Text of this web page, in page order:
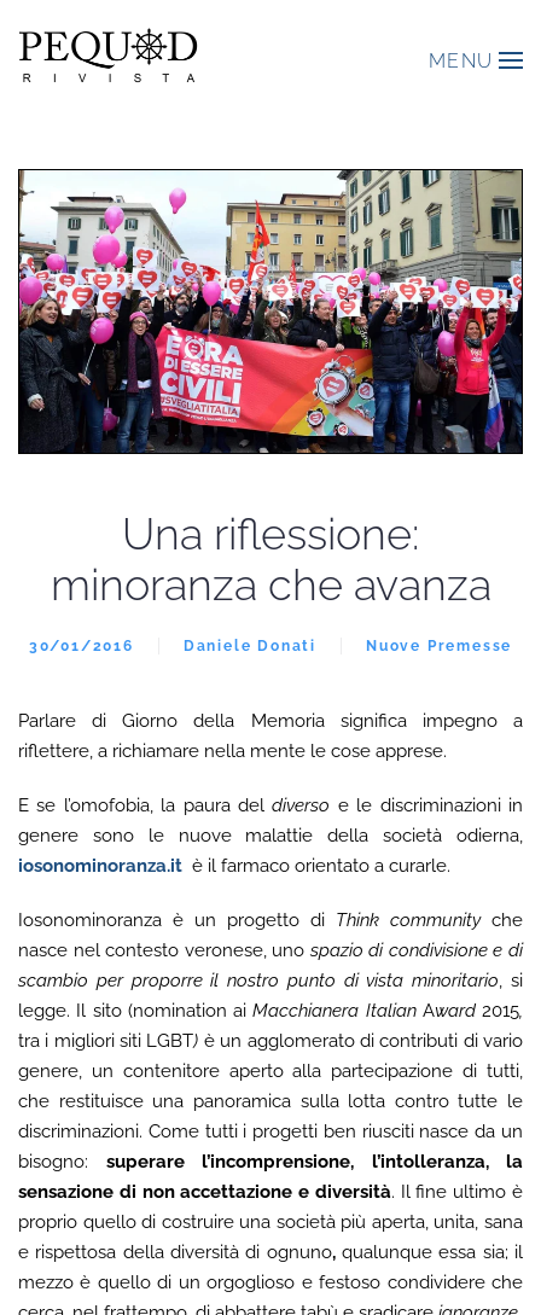
MENU
Una riflessione:
minoranza che avanza
30/01/2016 Daniele Donati Nuove Premesse
Parlare di Giorno della Memoria significa impegno a
riflettere, a richiamare nella mente le cose apprese.
E se l’omofobia, la paura deldiverso e le discriminazioni in
genere sono le nuove malattie della società odierna,
iosonominoranza.it è il farmaco orientato a curarle.
Iosonominoranza è un progetto di Think communityche
nasce nel contesto veronese, uno spazio di condivisione e di
scambio per proporre il nostro punto di vista minoritario, si
legge. Il sito (nomination aiMacchianera Italian Award 2015,
tra i migliori siti LGBT) è un agglomerato di contributi di vario
genere, un contenitore aperto alla partecipazione di tutti,
che restituisce una panoramica sulla lotta contro tutte le
discriminazioni. Come tutti i progetti ben riusciti nasce da un
bisogno: superare l’incomprensione, l’intolleranza, la
sensazione di non accettazione e diversità. Il fine ultimo è
proprio quello di costruire una società più aperta, unita, sana
e rispettosa della diversità di ognuno,qualunque essa sia; il
mezzo è quello di un orgoglioso e festoso condividere che